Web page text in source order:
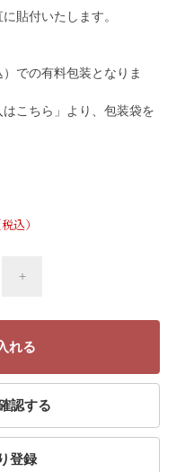
貼付いたします。
での有料包装となりま
こちら」より、包装袋を
税込）
+
登録
認する